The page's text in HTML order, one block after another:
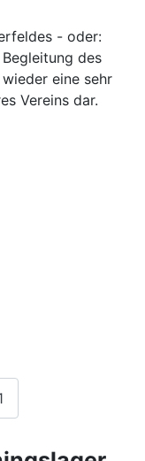
- oder:
des
eine sehr
Vereins dar.